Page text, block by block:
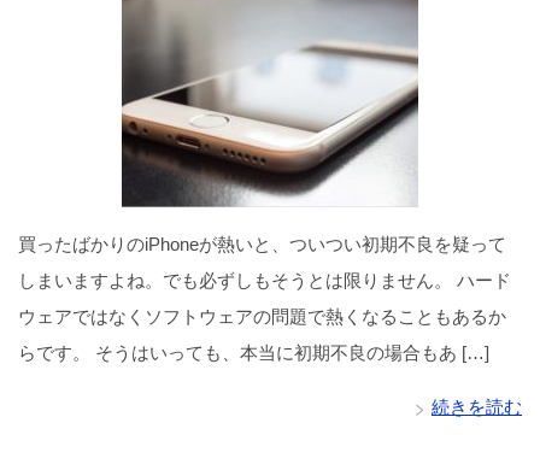
買ったばかりのiPhoneが熱いと、ついつい初期不良を疑って
しまいますよね。でも必ずしもそうとは限りません。 ハード
ウェアではなくソフトウェアの問題で熱くなることもあるか
らです。 そうはいっても、本当に初期不良の場合もあ […]
続きを読む